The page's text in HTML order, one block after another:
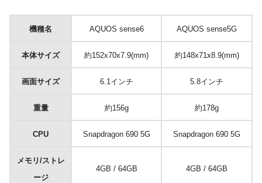
機種名 AQUOS sense6 AQUOS sense5G
本体サイズ 約152x70x7.9(mm) 約148x71x8.9(mm)
画面サイズ 6.1インチ 5.8インチ
重量 約156g 約178g
CPU Snapdragon 690 5G Snapdragon 690 5G
メモリ/ストレ
ージ
4GB / 64GB 4GB / 64GB